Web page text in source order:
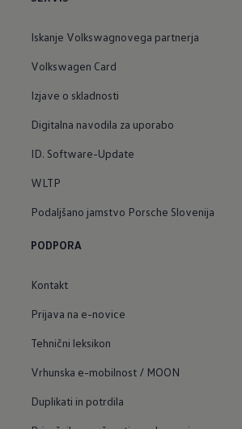
Iskanje Volkswagnovega partnerja
Volkswagen Card
Izjave o skladnosti
Digitalna navodila za uporabo
ID. Software-Update
WLTP
Podaljšano jamstvo Porsche Slovenija
PODPORA
Kontakt
Prijava na e-novice
Tehnični leksikon
Vrhunska e-mobilnost / MOON
Duplikati in potrdila